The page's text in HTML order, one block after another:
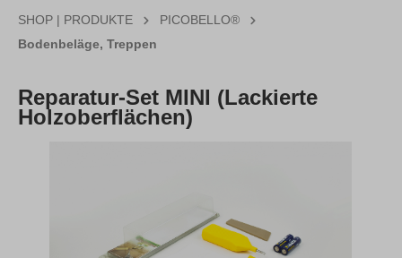
SHOP | PRODUKTE
PICOBELLO®
Bodenbeläge, Treppen
Reparatur-Set MINI (Lackierte
Holzoberflächen)